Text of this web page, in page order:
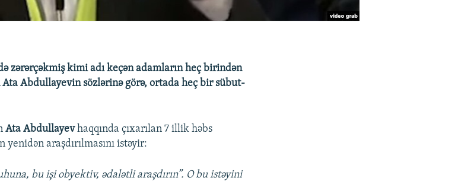
zərərçəkmiş kimi adı keçən adamların heç birindən
Abdullayevin sözlərinə görə, ortada heç bir sübut-
Ata Abdullayevhaqqında çıxarılan 7 illik həbs
araşdırılmasını istəyir:
bu işi obyektiv, ədalətli araşdırın”. O bu istəyini